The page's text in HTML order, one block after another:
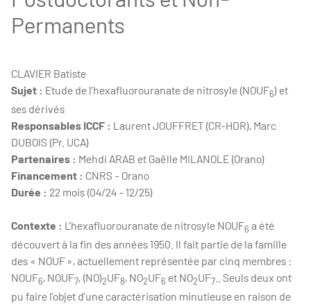
Permanents
CLAVIER Batiste
Sujet : Etude de l’hexafluorouranate de nitrosyle (NOUF6) et
ses dérivés
Responsables ICCF : Laurent JOUFFRET (CR-HDR), Marc
DUBOIS (Pr. UCA)
Partenaires : Mehdi ARAB et Gaëlle MILANOLE (Orano)
Financement : CNRS - Orano
Durée : 22 mois (04/24 - 12/25)
Contexte : L’hexafluorouranate de nitrosyle NOUF6 a été
découvert à la fin des années 1950. Il fait partie de la famille
des « NOUF », actuellement représentée par cinq membres :
NOUF6, NOUF7, (NO)2UF8, NO2UF6 et NO2UF7 .. Seuls deux ont
pu faire l’objet d’une caractérisation minutieuse en raison de